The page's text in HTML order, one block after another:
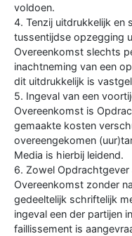
voldoen.
4. Tenzij uitdrukkelijk en
tussentijdse opzegging
Overeenkomst slechts
inachtneming van een
dit uitdrukkelijk is
5. Ingeval van een
Overeenkomst is
gemaakte kosten
overeengekomen
Media is hierbij leidend.
6. Zowel
Overeenkomst zonder
gedeeltelijk schriftelijk
ingeval een der partijen
faillissement is